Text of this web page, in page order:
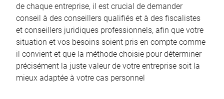
de chaque entreprise, il est crucial de demander
conseil à des conseillers qualifiés et à des fiscalistes
et conseillers juridiques professionnels, afin que votre
situation et vos besoins soient pris en compte comme
il convient et que la méthode choisie pour déterminer
précisément la juste valeur de votre entreprise soit la
mieux adaptée à votre cas personnel